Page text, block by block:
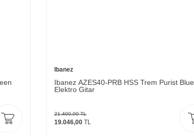
Ibanez
Ibanez AZES40-PRB HSS Trem Purist Blue
Elektro Gitar
21.400,00TL
19.046,00 TL